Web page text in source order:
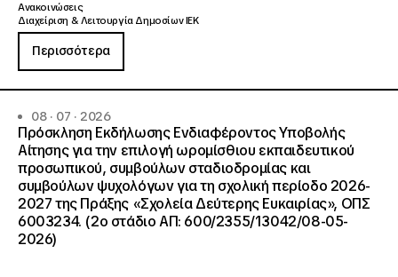
Ανακοινώσεις
Διαχείριση & Λειτουργία Δημοσίων ΙΕΚ
Περισσότερα
08 · 07 · 2026
Πρόσκληση Εκδήλωσης Ενδιαφέροντος Υποβολής
Αίτησης για την επιλογή ωρομίσθιου εκπαιδευτικού
προσωπικού, συμβούλων σταδιοδρομίας και
συμβούλων ψυχολόγων για τη σχολική περίοδο 2026-
2027 της Πράξης «Σχολεία Δεύτερης Ευκαιρίας», ΟΠΣ
6003234. (2ο στάδιο ΑΠ: 600/2355/13042/08-05-
2026)